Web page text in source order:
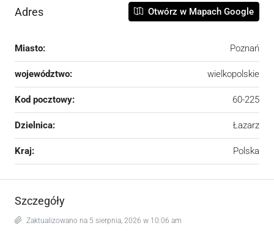
Adres Otwórz w Mapach Google
Miasto: Poznań
województwo: wielkopolskie
Kod pocztowy: 60-225
Dzielnica: Łazarz
Kraj: Polska
Szczegóły
Zaktualizowano na 5 sierpnia, 2026 w 10:06 am